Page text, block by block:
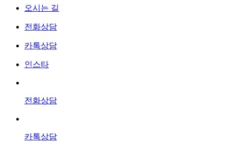
오시는 길
전화상담
카톡상담
인스타
전화상담
카톡상담